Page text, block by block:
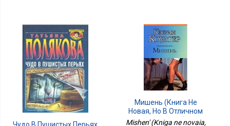
Мишень (Книга Не
Новая, Но В Отличном
Состоянии)
Mishen' (Kniga ne novaia,